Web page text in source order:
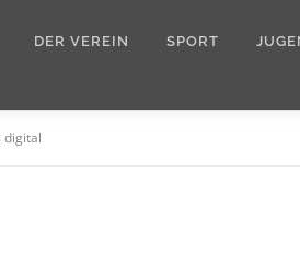
DER VEREIN SPORT
digital